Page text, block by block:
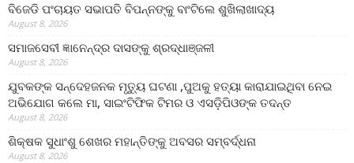
ବିଜେଡି ପଂଚାୟତ ସଭାପତି ବିପନ୍ନଙ୍କୁ ବାଂଟିଲେ ଶୁଖିଲାଖାଦ୍ୟ
August 8, 2026
ସମାଜସେବୀ ଜ୍ଞାନେନ୍ଦ୍ର ଦାସଙ୍କୁ ଶ୍ରଦ୍ଧାଞ୍ଜଳୀ
August 8, 2026
ଯୁବକଙ୍କ ସନ୍ଦେହଜନକ ମୃତ୍ୟୁ ଘଟଣା ,ପୁଅକୁ ହତ୍ୟା କାରାଯାଇଥିବା ନେଇ
ଅଭିଯୋଗ କଲେ ମା, ସାଇଂଟିଫିକ ଟିମର ଓ ଏସଡ଼ିପିଓଙ୍କ ତଦନ୍ତ
August 8, 2026
ଶିକ୍ଷକ ସୁଧାଂଶୁ ଶେଖର ମହାନ୍ତିଙ୍କୁ ଅବସର ସମ୍ବର୍ଦ୍ଧନା
August 8, 2026